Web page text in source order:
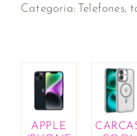
Categoria: Telefones,
APPLE